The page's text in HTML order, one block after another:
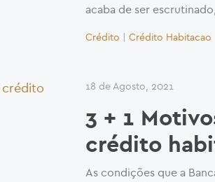
acaba de ser
Crédito Crédito Habitacao
18 de Agosto, 2021
3 + 1
crédito
As condições que a